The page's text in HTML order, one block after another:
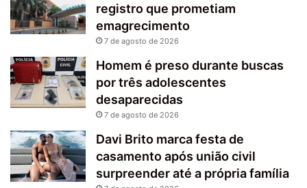
registro que prometiam
emagrecimento
7 de agosto de 2026
Homem é preso durante buscas
por três adolescentes
desaparecidas
7 de agosto de 2026
Davi Brito marca festa de
casamento após união civil
surpreender até a própria família